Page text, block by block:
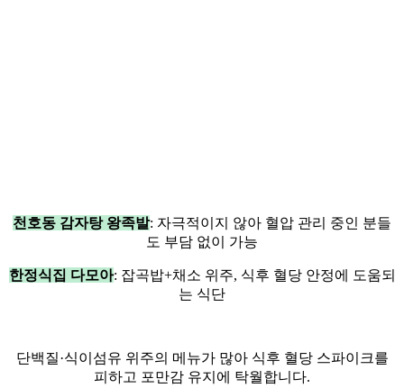
천호동 감자탕 왕족발: 자극적이지 않아 혈압 관리 중인 분들
도 부담 없이 가능
한정식집 다모아: 잡곡밥+채소 위주, 식후 혈당 안정에 도움되
는 식단
단백질·식이섬유 위주의 메뉴가 많아 식후 혈당 스파이크를
피하고 포만감 유지에 탁월합니다.